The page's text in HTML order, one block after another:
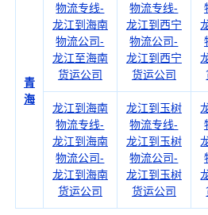
青
海
物流专线-
龙江到海南
物流公司-
龙江至海南
货运公司
物流专线-
龙江到西宁
物流公司-
龙江到西宁
货运公司
龙江到海南
物流专线-
龙江到海南
物流公司-
龙江到海南
货运公司
龙江到玉树
物流专线-
龙江到玉树
物流公司-
龙江到玉树
货运公司